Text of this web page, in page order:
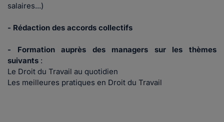
salaires...)
- Rédaction des accords collectifs
- Formation auprès des managers sur les thèmes
suivants :
Le Droit du Travail au quotidien
Les meilleures pratiques en Droit du Travail